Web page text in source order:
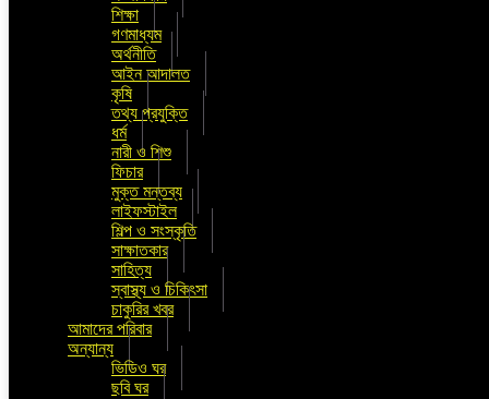
শিক্ষা
গণমাধ্যম
অর্থনীতি
আইন আদালত
কৃষি
তথ্য প্রযুক্তি
ধর্ম
নারী ও শিশু
ফিচার
মুক্ত মন্তব্য
লাইফস্টাইল
শিল্প ও সংস্কৃতি
সাক্ষাতকার
সাহিত্য
স্বাস্থ্য ও চিকিৎসা
চাকুরির খবর
আমাদের পরিবার
অন্যান্য
ভিডিও ঘর
ছবি ঘর